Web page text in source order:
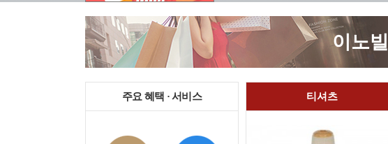
이노
주요 혜택 · 서비스 티셔츠